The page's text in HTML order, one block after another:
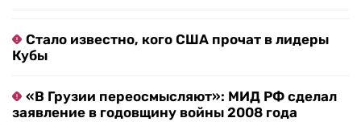
Стало известно, кого США прочат в лидеры
Кубы
«В Грузии переосмысляют»: МИД РФ сделал
заявление в годовщину войны 2008 года